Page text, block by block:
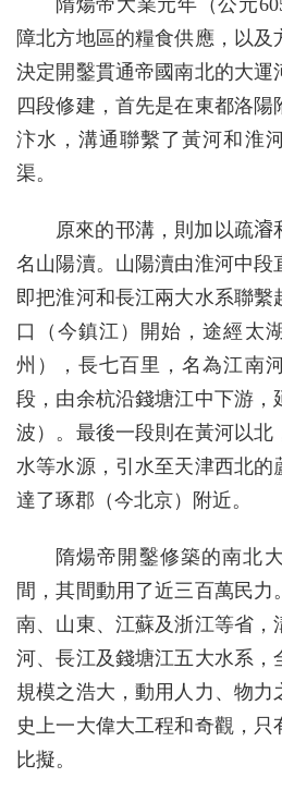
隋煬帝大業元年（公元
障北方地區的糧食供應，以及
決定開鑿貫通帝國南北的大運
四段修建，首先是在東都洛陽
汴水，溝通聯繫了黃河和淮
渠。
原來的邗溝，則加以疏
名山陽瀆。山陽瀆由淮河中段
即把淮河和長江兩大水系聯
口（今鎮江）開始，途經太
州），長七百里，名為江南
段，由余杭沿錢塘江中下游，
波）。最後一段則在黃河以北
水等水源，引水至天津西北的
達了琢郡（今北京）附近。
隋煬帝開鑿修築的南北
間，其間動用了近三百萬民
南、山東、江蘇及浙江等省，
河、長江及錢塘江五大水系，
規模之浩大，動用人力、物力
史上一大偉大工程和奇觀，
比擬。